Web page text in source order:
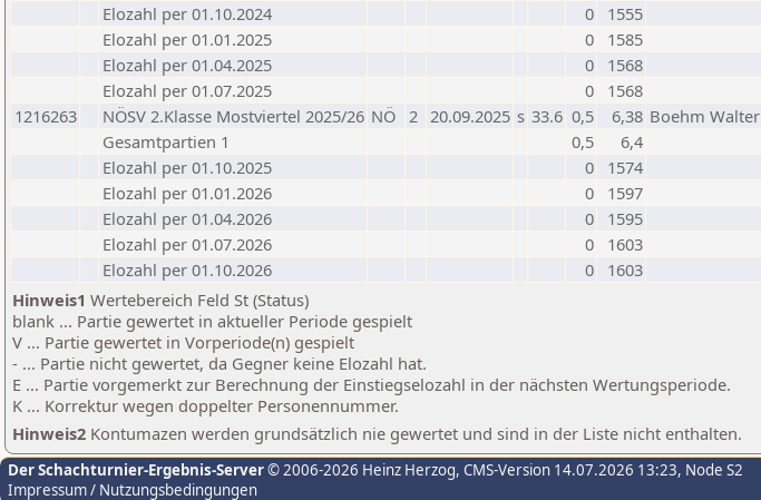
Elozahl per 01.10.2024
0
1555
Elozahl per 01.01.2025
0
1585
Elozahl per 01.04.2025
0
1568
Elozahl per 01.07.2025
0
1568
1216263
NÖSV 2.Klasse Mostviertel 2025/26 NÖ 2 20.09.2025 s 33.6 0,5 6,38 Boehm Walter
Gesamtpartien 1
0,5
6,4
Elozahl per 01.10.2025
0
1574
Elozahl per 01.01.2026
0
1597
Elozahl per 01.04.2026
0
1595
Elozahl per 01.07.2026
0
1603
Elozahl per 01.10.2026
0
1603
Hinweis1 Wertebereich Feld St (Status)
blank ... Partie gewertet in aktueller Periode gespielt
V ... Partie gewertet in Vorperiode(n) gespielt
- ... Partie nicht gewertet, da Gegner keine Elozahl hat.
E ... Partie vorgemerkt zur Berechnung der Einstiegselozahl in der nächsten Wertungsperiode.
K ... Korrektur wegen doppelter Personennummer.
Hinweis2 Kontumazen werden grundsätzlich nie gewertet und sind in der Liste nicht enthalten.
Der Schachturnier-Ergebnis-Server© 2006-2026 Heinz Herzog, CMS-Version 14.07.2026 13:23, Node S2
Impressum / Nutzungsbedingungen